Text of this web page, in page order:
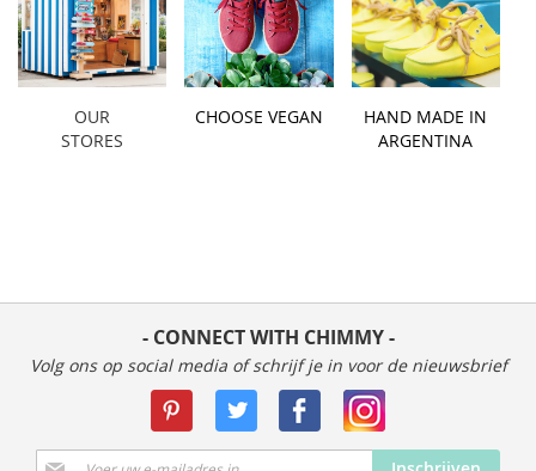
OUR
STORES
CHOOSE VEGAN
HAND MADE IN
ARGENTINA
- CONNECT WITH CHIMMY -
Volg ons op social media of schrijf je in voor de nieuwsbrief
Abonneer